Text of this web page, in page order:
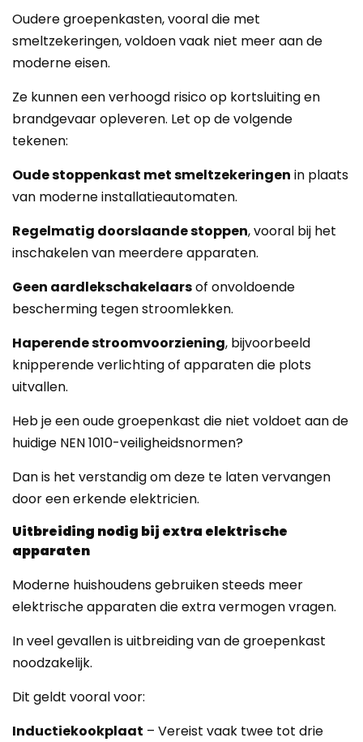
Oudere groepenkasten, vooral die met
smeltzekeringen, voldoen vaak niet meer aan de
moderne eisen.
Ze kunnen een verhoogd risico op kortsluiting en
brandgevaar opleveren. Let op de volgende
tekenen:
Oude stoppenkast met smeltzekeringen in plaats
van moderne installatieautomaten.
Regelmatig doorslaande stoppen, vooral bij het
inschakelen van meerdere apparaten.
Geen aardlekschakelaarsof onvoldoende
bescherming tegen stroomlekken.
Haperende stroomvoorziening, bijvoorbeeld
knipperende verlichting of apparaten die plots
uitvallen.
Heb je een oude groepenkast die niet voldoet aan de
huidige NEN 1010-veiligheidsnormen?
Dan is het verstandig om deze te laten vervangen
door een erkende elektricien.
Uitbreiding nodig bij extra elektrische
apparaten
Moderne huishoudens gebruiken steeds meer
elektrische apparaten die extra vermogen vragen.
In veel gevallen is uitbreiding van de groepenkast
noodzakelijk.
Dit geldt vooral voor:
Inductiekookplaat – Vereist vaak twee tot drie